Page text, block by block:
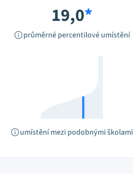
19,0*
průměrné percentilové umístění
umístění mezi podobnými školami